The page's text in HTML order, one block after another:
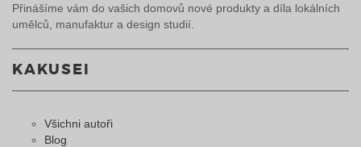
Přinášíme vám do vašich domovů nové produkty a díla lokálních
umělců, manufaktur a design studií.
KAKUSEI
Všichni autoři
Blog